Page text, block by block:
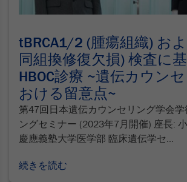
tBRCA1/2 (腫瘍組織) お
同組換修復欠損) 検査に
HBOC診療 ~遺伝カウン
おける留意点~
第47回⽇本遺伝カウンセリング学会
ングセミナー (2023年7月開催) 座長:
慶應義塾大学医学部 臨床遺伝学セ...
続きを読む